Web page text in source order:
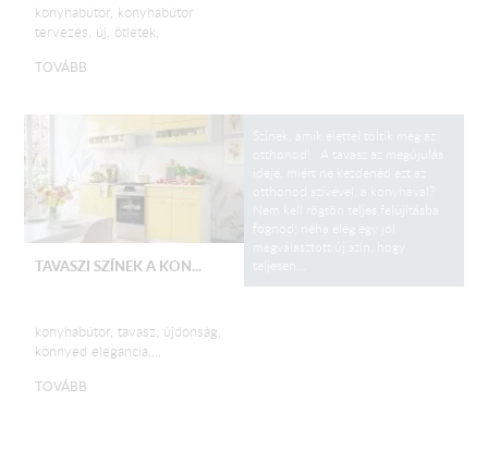
konyhabútor, konyhabútor
tervezés, új, ötletek,
TOVÁBB
TAVASZI SZÍNEK A KON...
konyhabútor, tavasz, újdonság,
könnyed elegancia,...
TOVÁBB
Színek, amik élettel töltik meg az
otthonod! A tavasz az megújulás
ideje, miért ne kezdenéd ezt az
otthonod szívével, a konyhával?
Nem kell rögtön teljes felújításba
fognod; néha elég egy jól
megválasztott új szín, hogy
teljesen...